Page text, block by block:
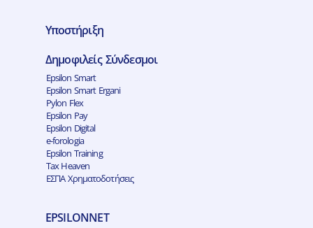
Υποστήριξη
Δημοφιλείς Σύνδεσμοι
Epsilon Smart
Epsilon Smart Ergani
Pylon Flex
Epsilon Pay
Epsilon Digital
e-forologia
Epsilon Training
Tax Heaven
ΕΣΠΑ Χρηματοδοτήσεις
EPSILONNET